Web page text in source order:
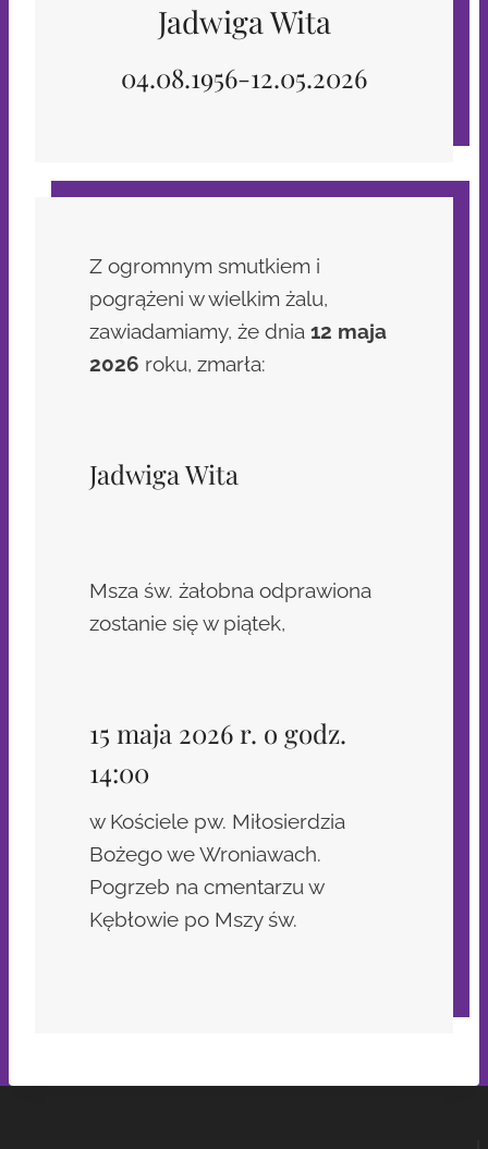
Jadwiga Wita
04.08.1956-12.05.2026
Z ogromnym smutkiem i
pogrążeni w wielkim żalu,
zawiadamiamy, że dnia 12 maja
2026 roku, zmarła:
Jadwiga Wita
Msza św. żałobna odprawiona
zostanie się w piątek,
15 maja 2026 r. o godz.
14:00
w Kościele pw. Miłosierdzia
Bożego we Wroniawach.
Pogrzeb na cmentarzu w
Kębłowie po Mszy św.